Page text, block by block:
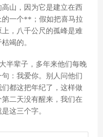
山，因为它是建立在西
一个**；假如把喜马拉
，八千公尺的孤峰是难
竭的。
半辈子，多年来他们每晚
：我爱你。别人问他们
都这把年纪了，这样做
二天没有醒来，我们在
这三个字。